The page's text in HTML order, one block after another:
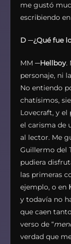
me gustó
escribiendo
D ─¿Qué fue
MM ─Hellboy.
personaje, ni
No entiendo
chatísimos,
Lovecraft, y el
el carisma de
al lector. Me
Guillermo del
pudiera
las primeras
ejemplo, o en
y todavía no
que caen
verso de “
verdad que